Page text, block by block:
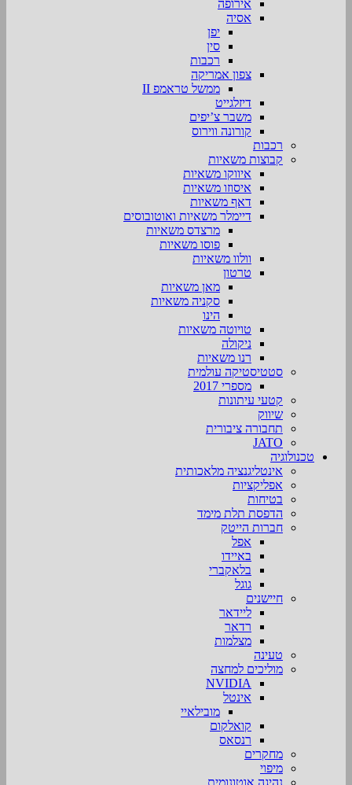
אירופה
אסיה
יפן
סין
רכבות
צפון אמריקה
ממשל טראמפ II
דיזלגייט
משבר צ’יפים
קורונה ווירוס
רכבות
קבוצות משאיות
איווקו משאיות
איסוזו משאיות
דאף משאיות
דיימלר משאיות ואוטובוסים
מרצדס משאיות
פוסו משאיות
וולוו משאיות
טרטון
מאן משאיות
סקניה משאיות
הינו
טויוטה משאיות
ניקולה
רנו משאיות
סטטיסטיקה עולמית
מספרי 2017
קטעי עיתונות
שיווק
תחבורה ציבורית
JATO
טכנולוגיה
אינטליגנציה מלאכותית
אפליקציות
בטיחות
הדפסת תלת מימד
חברות הייטק
אפל
באיידו
בלאקברי
גוגל
חיישנים
ליידאר
רדאר
מצלמות
טעינה
מוליכים למחצה
NVIDIA
אינטל
מובילאיי
קואלקום
רנסאס
מחקרים
מיפוי
נהיגה אוטונומית